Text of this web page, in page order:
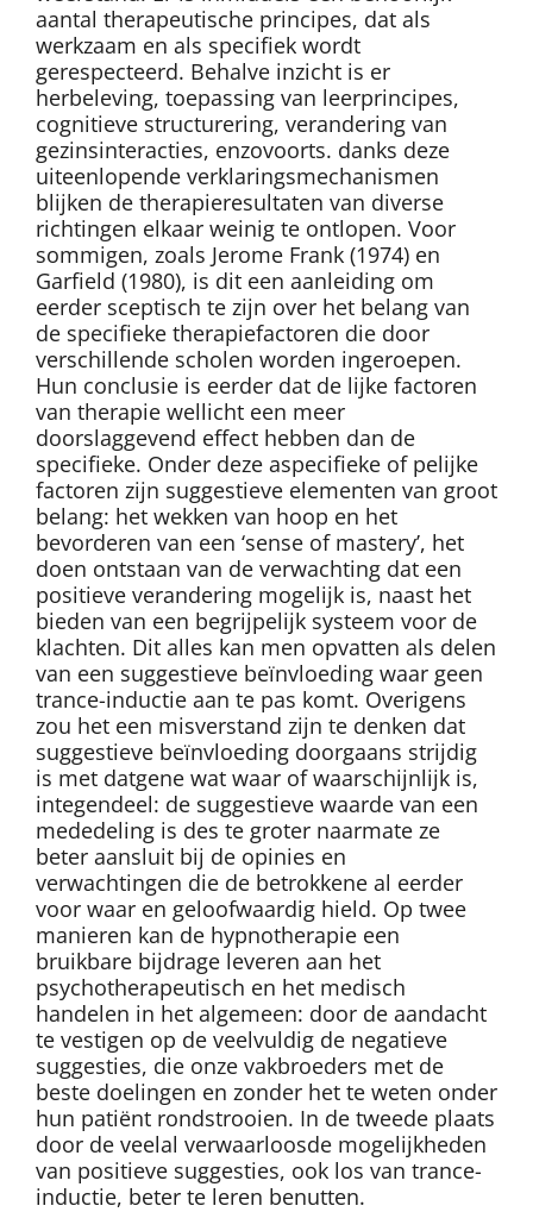
aantal therapeutische principes, dat als
werkzaam en als specifiek wordt
gerespecteerd. Behalve inzicht is er
herbeleving, toepassing van leerprincipes,
cognitieve structurering, verandering van
gezinsinteracties, enzovoorts. danks deze
uiteenlopende verklaringsmechanismen
blijken de therapieresultaten van diverse
richtingen elkaar weinig te ontlopen. Voor
sommigen, zoals Jerome Frank (1974) en
Garfield (1980), is dit een aanleiding om
eerder sceptisch te zijn over het belang van
de specifieke therapiefactoren die door
verschillende scholen worden ingeroepen.
Hun conclusie is eerder dat de lijke factoren
van therapie wellicht een meer
doorslaggevend effect hebben dan de
specifieke. Onder deze aspecifieke of pelijke
factoren zijn suggestieve elementen van groot
belang: het wekken van hoop en het
bevorderen van een ‘sense of mastery’, het
doen ontstaan van de verwachting dat een
positieve verandering mogelijk is, naast het
bieden van een begrijpelijk systeem voor de
klachten. Dit alles kan men opvatten als delen
van een suggestieve beïnvloeding waar geen
trance-inductie aan te pas komt. Overigens
zou het een misverstand zijn te denken dat
suggestieve beïnvloeding doorgaans strijdig
is met datgene wat waar of waarschijnlijk is,
integendeel: de suggestieve waarde van een
mededeling is des te groter naarmate ze
beter aansluit bij de opinies en
verwachtingen die de betrokkene al eerder
voor waar en geloofwaardig hield. Op twee
manieren kan de hypnotherapie een
bruikbare bijdrage leveren aan het
psychotherapeutisch en het medisch
handelen in het algemeen: door de aandacht
te vestigen op de veelvuldig de negatieve
suggesties, die onze vakbroeders met de
beste doelingen en zonder het te weten onder
hun patiënt rondstrooien. In de tweede plaats
door de veelal verwaarloosde mogelijkheden
van positieve suggesties, ook los van trance-
inductie, beter te leren benutten.